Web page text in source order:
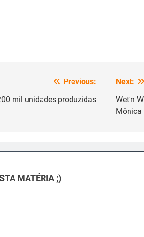
Previous:
mil unidades produzidas
Next:
Wet’n
Mônica
MATÉRIA ;)